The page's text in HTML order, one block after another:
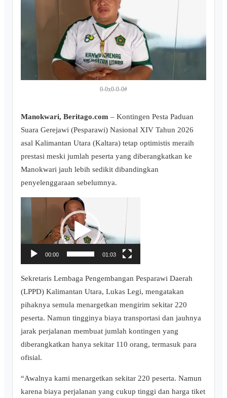
0-0x0-0-0#
‎Manokwari, Beritago.com – Kontingen Pesta Paduan
Suara Gerejawi (Pesparawi) Nasional XIV Tahun 2026
asal Kalimantan Utara (Kaltara) tetap optimistis meraih
prestasi meski jumlah peserta yang diberangkatkan ke
Manokwari jauh lebih sedikit dibandingkan
penyelenggaraan sebelumnya.
e
l
a
y
e
r
00:00 01:03
‎Sekretaris Lembaga Pengembangan Pesparawi Daerah
(LPPD) Kalimantan Utara, Lukas Legi, mengatakan
pihaknya semula menargetkan mengirim sekitar 220
peserta. Namun tingginya biaya transportasi dan jauhnya
jarak perjalanan membuat jumlah kontingen yang
diberangkatkan hanya sekitar 110 orang, termasuk para
ofisial.
“Awalnya kami menargetkan sekitar 220 peserta. Namun
karena biaya perjalanan yang cukup tinggi dan harga tiket